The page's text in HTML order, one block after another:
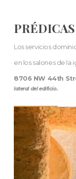
PRÉDICAS
Los servicios
en los salones de la
8706 NW 44th
lateral del edificio.